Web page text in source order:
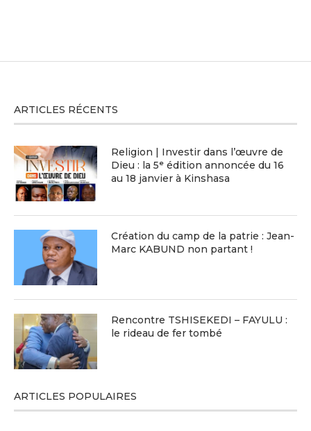
ARTICLES RÉCENTS
Religion | Investir dans l’œuvre de
Dieu : la 5ᵉ édition annoncée du 16
au 18 janvier à Kinshasa
Création du camp de la patrie : Jean-
Marc KABUND non partant !
Rencontre TSHISEKEDI – FAYULU :
le rideau de fer tombé
ARTICLES POPULAIRES